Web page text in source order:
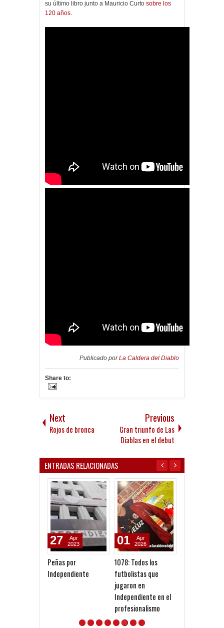
su último libro junto a Mauricio Curto sobre los
120 años.
Publicado porLa Caldera del Diablo
Share to:
Next
Rojos de bronca
Previous
Gran triunfo de Las
Diablas en el debut
ENTRADAS RELACIONADAS
Peñas por
Independiente
27
Apr
2023
1078: Todos los
futbolistas que
jugaron en
Independiente en el
profesionalismo
01
Apr
2026